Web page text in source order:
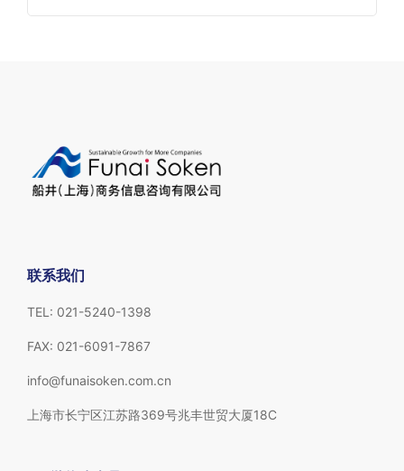
联系我们
TEL: 021-5240-1398
FAX: 021-6091-7867
info@funaisoken.com.cn
上海市长宁区江苏路369号兆丰世贸大厦18C